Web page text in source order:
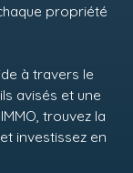
propriété
à travers le
avisés et une
, trouvez la
investissez en